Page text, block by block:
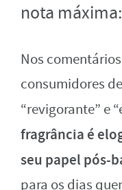
nota
Nos
consumidores
“revigorante” e
fragrância é
seu papel pós-
para os dias